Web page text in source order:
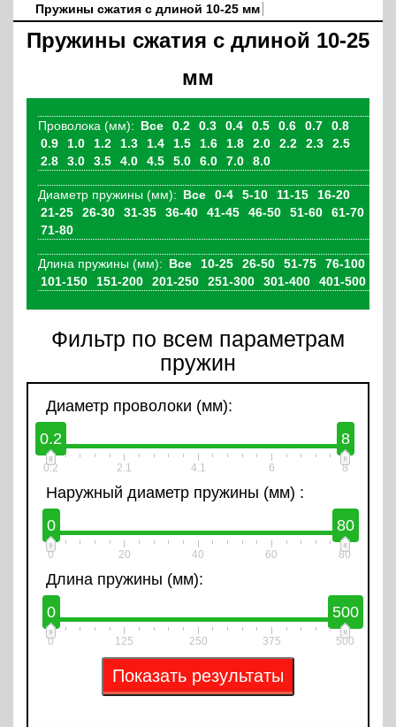
Пружины сжатия с длиной 10-25 мм
Пружины сжатия с длиной 10-25
мм
Проволока (мм): Все 0.2 0.3 0.4 0.5 0.6 0.7
0.8
0.9
1.0 1.2 1.3 1.4 1.5 1.6 1.8 2.0 2.2 2.3
2.5
2.8
3.0 3.5 4.0 4.5 5.0 6.0 7.0 8.0
Диаметр пружины (мм): Все 0-4 5-10 11-15
16-20
21-25
26-30 31-35 36-40 41-45 46-50 51-60
61-70
71-80
Длина пружины (мм): Все 10-25 26-50 51-75
76-100
101-150
151-200 201-250 251-300 301-400 401-500
Фильтр по всем параметрам
пружин
Диаметр проволоки (мм):
0.2
8
0.2 2.1 4.1 6 8
Наружный диаметр пружины (мм) :
0
80
0 20 40 60 80
Длина пружины (мм):
0
500
0 125 250 375 500